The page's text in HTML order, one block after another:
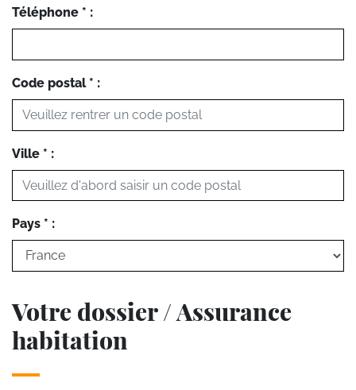
Téléphone * :
Code postal * :
Ville * :
Pays * :
Votre dossier / Assurance
habitation